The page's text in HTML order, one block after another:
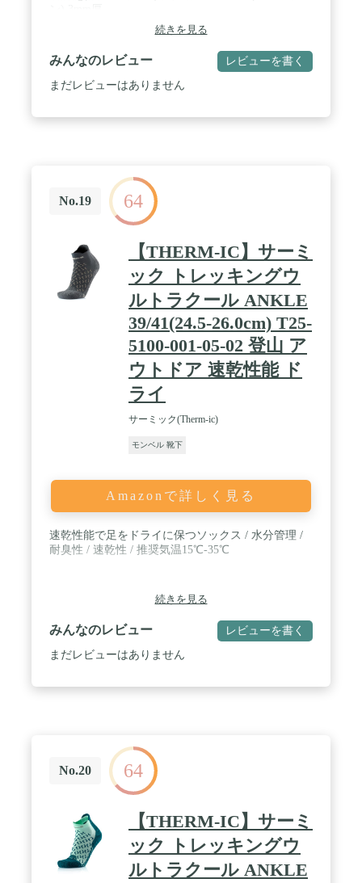
続きを見る
みんなのレビュー レビューを書く
まだレビューはありません
No.19 64
【THERM-IC】サーミ
ック トレッキングウ
ルトラクール ANKLE
39/41(24.5-26.0cm) T25-
5100-001-05-02 登山 ア
ウトドア 速乾性能 ド
ライ
サーミック(Therm-ic)
モンベル 靴下
Amazonで詳しく見る
速乾性能で足をドライに保つソックス / 水分管理 /
耐臭性 / 速乾性 / 推奨気温15℃-35℃
続きを見る
みんなのレビュー レビューを書く
まだレビューはありません
No.20 64
【THERM-IC】サーミ
ック トレッキングウ
ルトラクール ANKLE